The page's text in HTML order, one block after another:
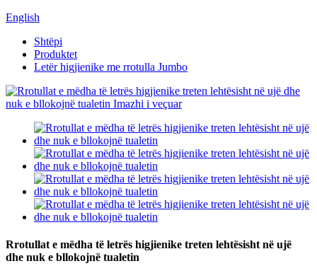
English
Shtëpi
Produktet
Letër higjienike me rrotulla Jumbo
Rrotullat e mëdha të letrës higjienike treten lehtësisht në ujë
dhe nuk e bllokojnë tualetin